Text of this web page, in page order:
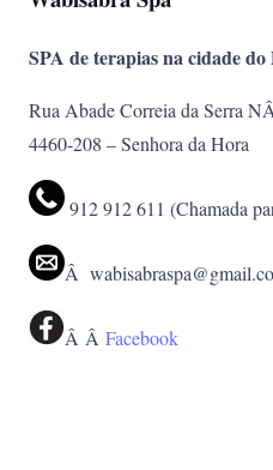
SPA de terapias na cidade do
Rua Abade Correia da Serra
4460-208 – Senhora da Hora
912 912 611 (Chamada
Â
Â Â Facebook